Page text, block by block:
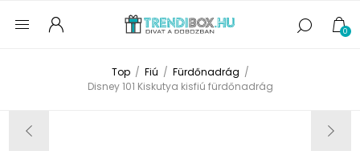
0
Top / Fiú / Fürdőnadrág /
Disney 101 Kiskutya kisfiú fürdőnadrág